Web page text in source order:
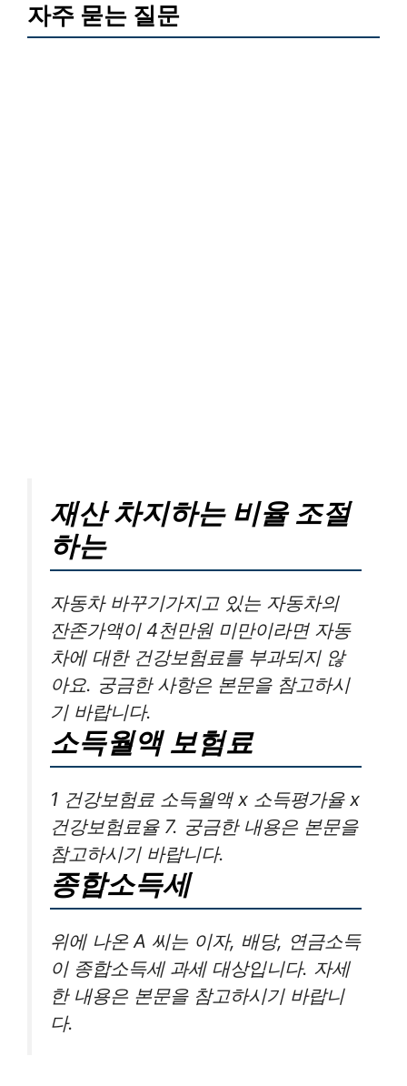
자주 묻는 질문
재산 차지하는 비율 조절
하는
자동차 바꾸기가지고 있는 자동차의
잔존가액이 4천만원 미만이라면 자동
차에 대한 건강보험료를 부과되지 않
아요. 궁금한 사항은 본문을 참고하시
기 바랍니다.
소득월액 보험료
1 건강보험료 소득월액 x 소득평가율 x
건강보험료율 7. 궁금한 내용은 본문을
참고하시기 바랍니다.
종합소득세
위에 나온 A 씨는 이자, 배당, 연금소득
이 종합소득세 과세 대상입니다. 자세
한 내용은 본문을 참고하시기 바랍니
다.